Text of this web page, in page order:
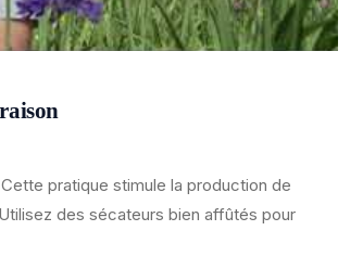
pratique stimule la production de
des sécateurs bien affûtés pour